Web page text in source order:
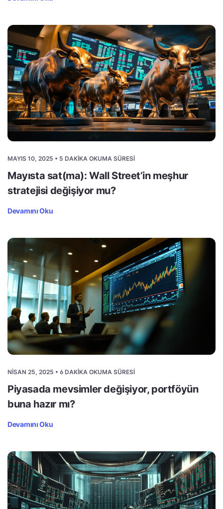
MAYIS 10, 2025 • 5 DAKIKA OKUMA SÜRESI
Mayısta sat(ma): Wall Street’in meşhur
stratejisi değişiyor mu?
Devamını Oku
NISAN 25, 2025 • 6 DAKIKA OKUMA SÜRESI
Piyasada mevsimler değişiyor, portföyün
buna hazır mı?
Devamını Oku